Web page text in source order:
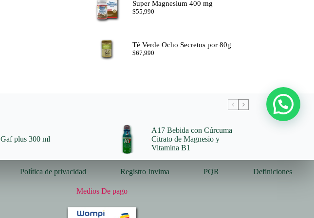
Super Magnesium 400 mg
$55,990
Té Verde Ocho Secretos por 80g
$67,990
Gaf plus 300 ml
A17 Bebida con Cúrcuma
Citrato de Magnesio y
Vitamina B1
Política de privacidad Registro Invima PQR Definiciones
Medios De pago